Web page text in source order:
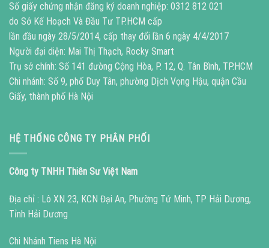
Số giấy chứng nhận đăng ký doanh nghiệp: 0312 812 021
do Sở Kế Hoạch Và Đầu Tư TP.HCM cấp
lần đầu ngày 28/5/2014, cấp thay đổi lần 6 ngày 4/4/2017
Người đại diện: Mai Thị Thạch, Rocky Smart
Trụ sở chính: Số 141 đường Cộng Hòa, P. 12, Q. Tân Bình, TP.HCM
Chi nhánh: Số 9, phố Duy Tân, phường Dịch Vọng Hậu, quận Cầu
Giấy, thành phố Hà Nội
HỆ THỐNG CÔNG TY PHÂN PHỐI
Công ty TNHH Thiên Sư Việt Nam
Địa chỉ : Lô XN 23, KCN Đại An, Phường Tứ Minh, TP Hải Dương,
Tỉnh Hải Dương
Chi Nhánh Tiens Hà Nội